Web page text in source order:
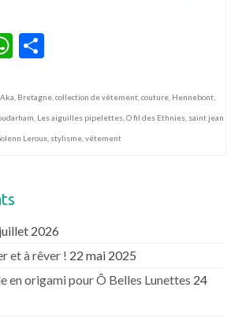
WhatsApp
Bretagne collection de vêtement couture Hennebont
Les aiguilles pipelettes O fil des Ethnies saint jean
Leroux stylisme vêtement
2026
et à rêver ! 22 mai 2025
en origami pour Ô Belles Lunettes 24